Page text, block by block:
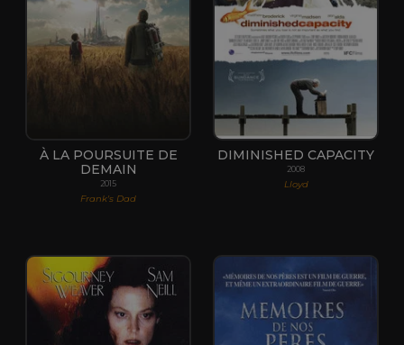
À LA POURSUITE DE
DEMAIN
2015
Frank's Dad
DIMINISHED CAPACITY
2008
Lloyd